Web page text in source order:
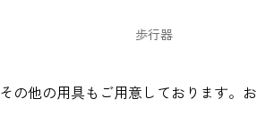
歩行器
その他の用具もご用意しております。